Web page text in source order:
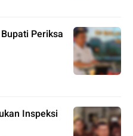
Periksa
Inspeksi